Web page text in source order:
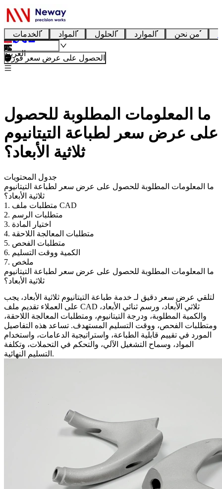
الخدمات المواد الحلول الموارد من نحن
العربية
الحصول على عرض سعر فوري
ما المعلومات المطلوبة للحصول
على عرض سعر لطباعة التيتانيوم
ثلاثية الأبعاد؟
جدول المحتويات
ما المعلومات المطلوبة للحصول على عرض سعر لطباعة التيتانيوم
ثلاثية الأبعاد؟
1. متطلبات ملف CAD
2. متطلبات الرسم
3. اختيار المادة
4. متطلبات المعالجة اللاحقة
5. متطلبات الفحص
6. الكمية ووقت التسليم
7. ملخص
ما المعلومات المطلوبة للحصول على عرض سعر لطباعة التيتانيوم
ثلاثية الأبعاد؟
لتلقي عرض سعر دقيق لـ خدمة طباعة التيتانيوم ثلاثية الأبعاد، يجب
على العملاء تقديم ملف CAD ثلاثي الأبعاد، ورسم ثنائي الأبعاد،
والكمية المطلوبة، ودرجة التيتانيوم، ومتطلبات المعالجة اللاحقة،
ومتطلبات الفحص، ووقت التسليم المستهدف. تساعد هذه التفاصيل
المورد في تقييم قابلية الطباعة، واستراتيجية الدعامات، واستخدام
المواد، وسماح التشغيل الآلي، والتحكم في التحملات، وتكلفة
التسليم النهائية.